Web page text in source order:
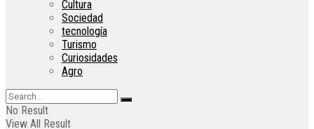
Cultura
Sociedad
tecnología
Turismo
Curiosidades
Agro
No Result
View All Result